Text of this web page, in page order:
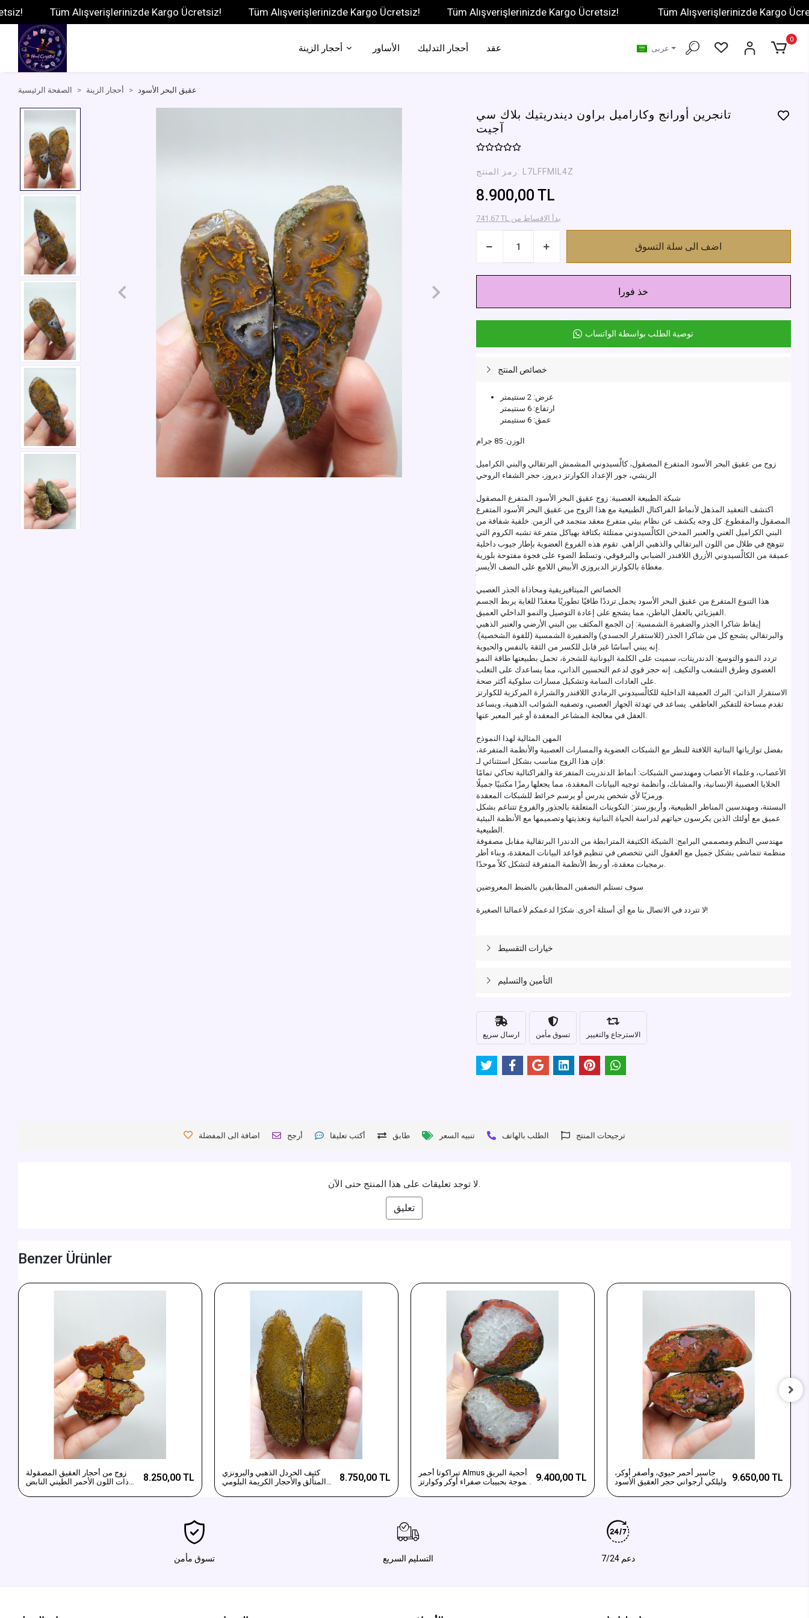
Tüm Alışverişlerinizde Kargo Ücretsiz! Tüm Alışverişlerinizde Kargo Ücretsiz! Tüm Alışverişlerinizde Kargo Ücretsiz! Tüm Alışverişlerinizde Kargo Ücretsiz!
أحجار الزينة الأساور أحجار التدليك عقد عربى
0
الصفحة الرئيسية أحجار الزينة عقيق البحر الأسود
تانجرين أورانج وكاراميل براون ديندريتيك بلاك سي
آجيت
رمز المنتج: L7LFFMIL4Z
8.900,00 TL
741,67 TL بدأ الاقساط من
اضف الى سلة التسوق
خذ فورا
توصية الطلب بواسطة الواتساب
خصائص المنتج
عرض: 2 سنتيمتر
ارتفاع: 6 سنتيمتر
عمق: 6 سنتيمتر
الوزن: 85 جرام
زوج من عقيق البحر الأسود المتفرع المصقول، كالْسيدوني المشمش البرتقالي والبني الكراميل
الريشي، جور الإعداد الكوارتز ديروز، حجر الشفاء الروحي
شبكة الطبيعة العصبية: زوج عقيق البحر الأسود المتفرع المصقول
اكتشف التعقيد المذهل لأنماط الفراكتال الطبيعية مع هذا الزوج من عقيق البحر الأسود المتفرع
المصقول والمقطوع. كل وجه يكشف عن نظام بيئي متفرع معقد متجمد في الزمن. خلفية شفافة من
البني الكراميل الغني والعنبر المدخن الكالْسيدوني ممتلئة بكثافة بهياكل متفرعة تشبه الكروم التي
تتوهج في ظلال من اللون البرتقالي والذهبي الزاهي. تقوم هذه الفروع العضوية بإطار جيوب داخلية
عميقة من الكالْسيدوني الأزرق اللافندر الضبابي والبرقوقي، وتسلط الضوء على فجوة مفتوحة بلورية
مغطاة بالكوارتز الديروزي الأبيض اللامع على النصف الأيسر.
الخصائص الميتافيزيقية ومحاذاة الجذر العصبي
هذا التنوع المتفرع من عقيق البحر الأسود يحمل ترددًا طاقيًا تطوريًا معقدًا للغاية يربط الجسم
الفيزيائي بالعقل الباطن، مما يشجع على إعادة التوصيل والنمو الداخلي العميق.
إيقاظ شاكرا الجذر والضفيرة الشمسية: إن الجمع المكثف بين البني الأرضي والعنبر الذهبي
والبرتقالي يشجع كل من شاكرا الجذر (للاستقرار الجسدي) والضفيرة الشمسية (للقوة الشخصية).
إنه يبني أساسًا غير قابل للكسر من الثقة بالنفس والحيوية.
تردد النمو والتوسع: الدندريتات، سميت على الكلمة اليونانية للشجرة، تحمل بطبيعتها طاقة النمو
العضوي وطرق التشعب والتكيف. إنه حجر قوي لدعم التحسين الذاتي، مما يساعدك على التغلب
على العادات السامة وتشكيل مسارات سلوكية أكثر صحة.
الاستقرار الذاتي: البرك العميقة الداخلية للكالْسيدوني الرمادي اللافندر والشرارة المركزية للكوارتز
تقدم مساحة للتفكير العاطفي. يساعد في تهدئة الجهاز العصبي، وتصفيه الشوائب الذهنية، ويساعد
العقل في معالجة المشاعر المعقدة أو غير المعبر عنها.
المهن المثالية لهذا النموذج
بفضل توازياتها البنائية اللافتة للنظر مع الشبكات العضوية والمسارات العصبية والأنظمة المتفرعة،
فإن هذا الزوج مناسب بشكل استثنائي لـ:
الأعصاب، وعلماء الأعصاب ومهندسي الشبكات: أنماط الدندريت المتفرعة والفراكتالية تحاكي تمامًا
الخلايا العصبية الإنسانية، والمشابك، وأنظمة توجيه البيانات المعقدة، مما يجعلها رمزًا مكتبيًا جميلًا
ورمزيًا لأي شخص يدرس أو يرسم خرائط للشبكات المعقدة.
البستنة، ومهندسين المناظر الطبيعية، وأربورستز: التكوينات المتعلقة بالجذور والفروع تتناغم بشكل
عميق مع أولئك الذين يكرسون حياتهم لدراسة الحياة النباتية وتغذيتها وتصميمها مع الأنظمة البيئية
الطبيعية.
مهندسي النظم ومصممي البرامج: الشبكة الكثيفة المترابطة من الدندرا البرتقالية مقابل مصفوفة
منظمة تتماشى بشكل جميل مع العقول التي تتخصص في تنظيم قواعد البيانات المعقدة، وبناء أطر
برمجيات معقدة، أو ربط الأنظمة المتفرقة لتشكل كلاً موحدًا.
سوف تستلم النصفين المطابقين بالضبط المعروضين
لا تتردد في الاتصال بنا مع أي أسئلة أخرى. شكرًا لدعمكم لأعمالنا الصغيرة!
خيارات التقسيط
التأمين والتسليم
ارسال سريع تسوق مأمن الاسترجاع والتغيير
اضافة الى المفضلة أرجح أكتب تعليقا طابق تنبيه السعر الطلب بالهاتف ترجيحات المنتج
لا توجد تعليقات على هذا المنتج حتى الآن.
تعليق
Benzer Ürünler
زوج من أحجار العقيق المصقولة
ذات اللون الأحمر الطيني النابض
8.250,00 TL
كثيف الخردل الذهبي والبرونزي
المتألق والأحجار الكريمة البلومي
8.750,00 TL
تيراكوتا أحمر Almus أحجية البريق
مموجة بحبيبات صفراء أوكر وكوارتز
9.400,00 TL
جاسبر أحمر حيوي، وأصفر أوكر،
وليلكي أرجواني حجر العقيق الأسود
9.650,00 TL
تسوق مأمن التسليم السريع دعم 7/24